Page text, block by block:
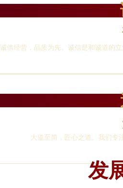
诚信经营，品质为先。诚信是和诚道的
大道至简，匠心之道。我们专
发